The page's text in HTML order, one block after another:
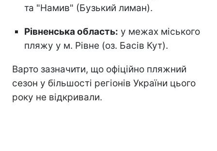
та "Намив" (Бузький лиман).
Рівненська область: у межах міського
пляжу у м. Рівне (оз. Басів Кут).
Варто зазначити, що офіційно пляжний
сезон у більшості регіонів України цього
року не відкривали.